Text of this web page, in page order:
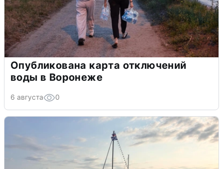
Опубликована карта отключений
воды в Воронеже
6 августа 0